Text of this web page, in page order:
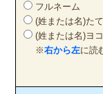
フルネーム
(姓または名)たて
(姓または名)ヨコ
※右から左に読